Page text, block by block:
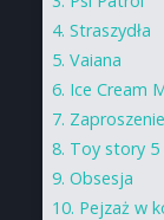
Straszydła
Vaiana
Ice Cream
Toy story 5
Obsesja
Pejzaż w